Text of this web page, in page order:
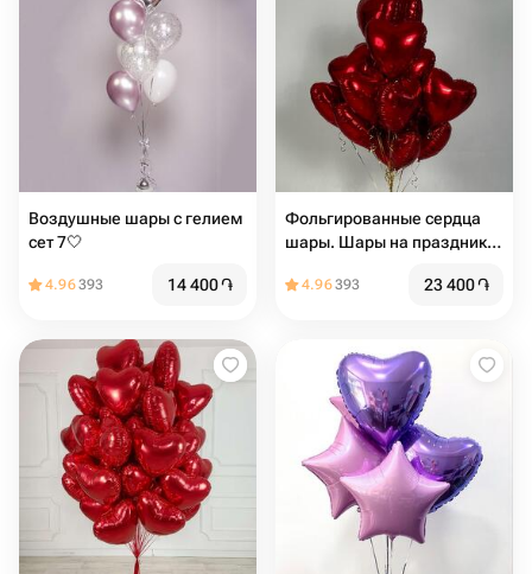
Воздушные шары с гелием
сет 7🤍
4.96393 14 400֏
Фольгированные сердца
шары. Шары на праздник.
Подарок на мероприятие.
4.96393 23 400֏